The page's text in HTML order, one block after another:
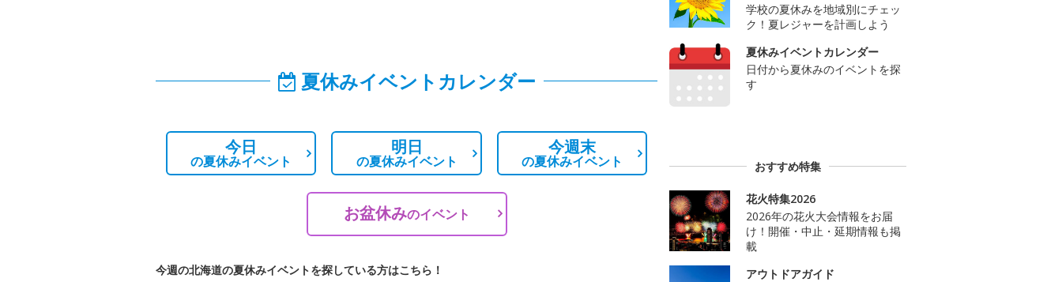
夏休みイベントカレンダー
今日
の夏休みイベント
明日
の夏休みイベント
今週末
の夏休みイベント
お盆休みのイベント
今週の北海道の夏休みイベントを探している方はこちら！
学校の夏休みを地域別にチェッ
ク！夏レジャーを計画しよう
夏休みイベントカレンダー
日付から夏休みのイベントを探
す
おすすめ特集
花火特集2026
2026年の花火大会情報をお届
け！開催・中止・延期情報も掲
載
アウトドアガイド